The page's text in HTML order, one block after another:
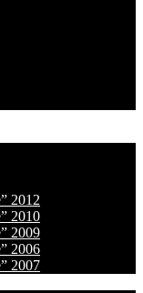
2012
2010
2009
2006
2007